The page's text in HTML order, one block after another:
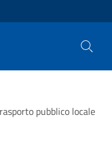
pubblico locale